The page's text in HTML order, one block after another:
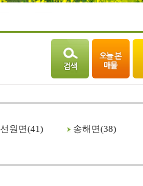
선원면(41) 송해면(38)